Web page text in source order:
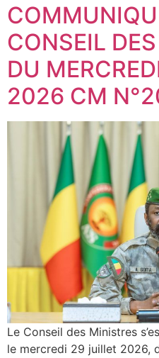
CONSEIL
DU
2026 CM
Le Conseil des Ministres
le mercredi 29 juillet 2026,